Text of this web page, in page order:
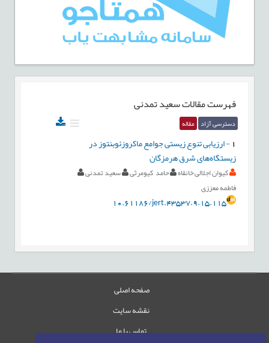
فهرست مقالاتسعید تمدنی
دسترسی آزاد مقاله
-ارزیابی تنوع زیستی جوامع ماکروزئوبنتوز در
زیستگاه‌های شرق هرمزگان
کیوان اجلالی خانقاه حامد کیومرثی سعید تمدنی
فاطمه معززی
10.61186/jert.43537.9.15.115
صفحه اصلی
نقشه سایت
تماس با ما